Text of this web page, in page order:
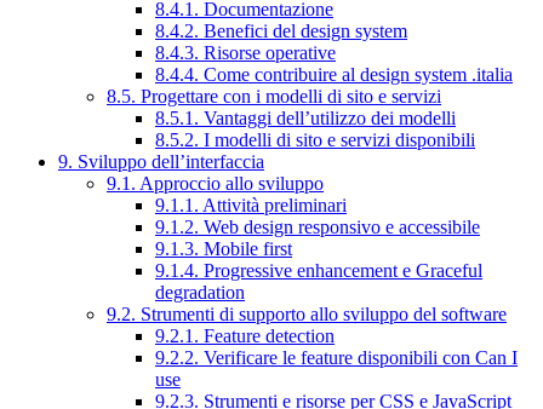
8.4.1. Documentazione
8.4.2. Benefici del design system
8.4.3. Risorse operative
8.4.4. Come contribuire al design system .italia
8.5. Progettare con i modelli di sito e servizi
8.5.1. Vantaggi dell’utilizzo dei modelli
8.5.2. I modelli di sito e servizi disponibili
9. Sviluppo dell’interfaccia
9.1. Approccio allo sviluppo
9.1.1. Attività preliminari
9.1.2. Web design responsivo e accessibile
9.1.3. Mobile first
9.1.4. Progressive enhancement e Graceful
degradation
9.2. Strumenti di supporto allo sviluppo del software
9.2.1. Feature detection
9.2.2. Verificare le feature disponibili con Can I
use
9.2.3. Strumenti e risorse per CSS e JavaScript